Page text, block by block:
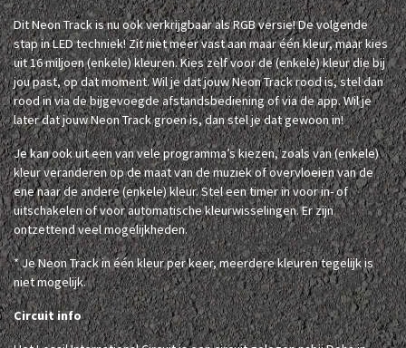
Dit Neon Track is nu ook verkrijgbaar als RGB versie! De volgende
stap in LED techniek! Zit niet meer vast aan maar één kleur, maar kies
uit 16 miljoen (enkele) kleuren. Kies zelf voor de (enkele) kleur die bij
jou past, op dat moment. Wil je dat jouw Neon Track rood is, stel dan
rood in via de bijgevoegde afstandsbediening of via de app. Wil je
later dat jouw Neon Track groen is, dan stel je dat gewoon in!
Je kan ook uit een van vele programma’s kiezen, zoals van (enkele)
kleur veranderen op de maat van de muziek of overvloeien van de
ene naar de andere (enkele) kleur. Stel een timer in voor in- of
uitschakelen of voor automatische kleurwisselingen. Er zijn
ontzettend veel mogelijkheden.
* Je Neon Track in één kleur per keer, meerdere kleuren tegelijk is
niet mogelijk.
Circuit info